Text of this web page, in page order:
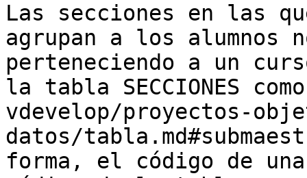
Las secciones en las
agrupan a los
perteneciendo a un
la tabla SECCIONES
vdevelop/proyectos-
datos/
forma, el código de